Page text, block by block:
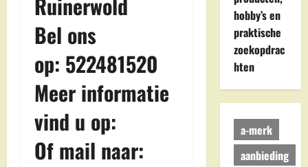
Bel ons
op: 522481520
Meer informatie
vind u op:
Of mail naar:
hobby’s en
praktische
zoekopdrac
hten
a-merk
aanbieding